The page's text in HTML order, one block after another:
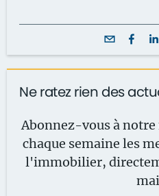
Ne ratez rien des
Abonnez-vous à
chaque semaine les
l'immobilier,